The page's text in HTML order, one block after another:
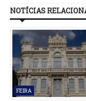
NOTÍCIAS
FEIRA